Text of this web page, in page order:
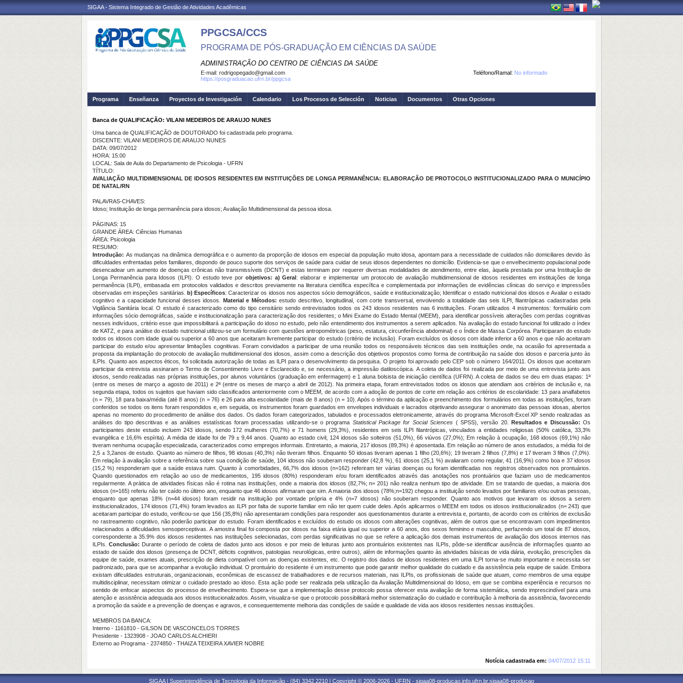
SIGAA - Sistema Integrado de Gestão de Atividades Acadêmicas
PPGCSA/CCS
PROGRAMA DE PÓS-GRADUAÇÃO EM CIÊNCIAS DA SAÚDE
ADMINISTRAÇÃO DO CENTRO DE CIÊNCIAS DA SAÚDE
Teléfono/Ramal: No informado
E-mail: rodrigopegado@gmail.com
https://posgraduacao.ufrn.br/ppgcsa
Programa Enseñanza Proyectos de Investigación Calendario Los Procesos de Selección Noticias Documentos Otras Opciones
Banca de QUALIFICAÇÃO: VILANI MEDEIROS DE ARAUJO NUNES
Uma banca de QUALIFICAÇÃO de DOUTORADO foi cadastrada pelo programa.
DISCENTE: VILANI MEDEIROS DE ARAUJO NUNES
DATA: 09/07/2012
HORA: 15:00
LOCAL: Sala de Aula do Departamento de Psicologia - UFRN
TÍTULO:
AVALIAÇÃO MULTIDIMENSIONAL DE IDOSOS RESIDENTES EM INSTITUIÇÕES DE LONGA PERMANÊNCIA: ELABORAÇÃO DE PROTOCOLO INSTITUCIONALIZADO PARA O MUNICÍPIO
DE NATAL/RN
PALAVRAS-CHAVES:
Idoso; Instituição de longa permanência para idosos; Avaliação Multidimensional da pessoa idosa.
PÁGINAS: 15
GRANDE ÁREA: Ciências Humanas
ÁREA: Psicologia
RESUMO:
Introdução: As mudanças na dinâmica demográfica e o aumento da proporção de idosos em especial da população muito idosa, apontam para a necessidade de cuidados não domiciliares devido às
dificuldades enfrentadas pelos familiares, dispondo de pouco suporte dos serviços de saúde para cuidar de seus idosos dependentes no domicílio. Evidencia-se que o envelhecimento populacional pode
desencadear um aumento de doenças crônicas não transmissíveis (DCNT) e estas terminam por requerer diversas modalidades de atendimento, entre elas, àquela prestada por uma Instituição de
Longa Permanência para Idosos (ILPI). O estudo teve por objetivos: a) Geral: elaborar e implementar um protocolo de avaliação multidimensional de idosos residentes em instituições de longa
permanência (ILPI), embasada em protocolos validados e descritos previamente na literatura científica específica e complementada por informações de evidências clínicas do serviço e impressões
observadas em inspeções sanitárias. b) Específicos: Caracterizar os idosos nos aspectos sócio demográficos, saúde e institucionalização; Identificar o estado nutricional dos idosos e Avaliar o estado
cognitivo e a capacidade funcional desses idosos. Material e Métodos: estudo descritivo, longitudinal, com corte transversal, envolvendo a totalidade das seis ILPI, filantrópicas cadastradas pela
Vigilância Sanitária local. O estudo é caracterizado como do tipo censitário sendo entrevistados todos os 243 idosos residentes nas 6 instituições. Foram utilizados 4 instrumentos: formulário com
informações sócio demográficas, saúde e institucionalização para caracterização dos residentes; o Mini Exame do Estado Mental (MEEM), para identificar possíveis alterações com perdas cognitivas
nesses indivíduos, critério esse que impossibilitará a participação do idoso no estudo, pelo não entendimento dos instrumentos a serem aplicados. Na avaliação do estado funcional foi utilizado o índex
de KATZ, e para análise do estado nutricional utilizou-se um formulário com questões antropométricas (peso, estatura, circunferência abdominal) e o Índice de Massa Corpórea. Participaram do estudo
todos os idosos com idade igual ou superior a 60 anos que aceitaram livremente participar do estudo (critério de inclusão). Foram excluídos os idosos com idade inferior a 60 anos e que não aceitaram
participar do estudo e/ou apresentar limitações cognitivas. Foram convidados a participar de uma reunião todos os responsáveis técnicos das seis instituições onde, na ocasião foi apresentada a
proposta da implantação do protocolo de avaliação multidimensional dos idosos, assim como a descrição dos objetivos propostos como forma de contribuição na saúde dos idosos e parceria junto às
ILPIs. Quanto aos aspectos éticos, foi solicitada autorização de todas as ILPI para o desenvolvimento da pesquisa. O projeto foi aprovado pelo CEP sob o número 164/2011. Os idosos que aceitaram
participar da entrevista assinaram o Termo de Consentimento Livre e Esclarecido e, se necessário, a impressão datiloscópica. A coleta de dados foi realizada por meio de uma entrevista junto aos
idosos, sendo realizadas nas próprias instituições, por alunos voluntários (graduação em enfermagem) e 1 aluna bolsista de iniciação científica (UFRN). A coleta de dados se deu em duas etapas: 1ª
(entre os meses de março a agosto de 2011) e 2ª (entre os meses de março a abril de 2012). Na primeira etapa, foram entrevistados todos os idosos que atendiam aos critérios de inclusão e, na
segunda etapa, todos os sujeitos que haviam sido classificados anteriormente com o MEEM, de acordo com a adoção de pontos de corte em relação aos critérios de escolaridade: 13 para analfabetos
(n = 79), 18 para baixa/média (até 8 anos) (n = 76) e 26 para alta escolaridade (mais de 8 anos) (n = 10). Após o término da aplicação e preenchimento dos formulários em todas as instituições, foram
conferidos se todos os itens foram respondidos e, em seguida, os instrumentos foram guardados em envelopes individuais e lacrados objetivando assegurar o anonimato das pessoas idosas, abertos
apenas no momento do procedimento de análise dos dados. Os dados foram categorizados, tabulados e processados eletronicamente, através do programa Microsoft-Excel XP sendo realizadas as
análises do tipo descritivas e as análises estatísticas foram processadas utilizando-se o programa Statistical Package for Social Sciences ( SPSS), versão 20. Resultados e Discussão:Os
participantes deste estudo incluem 243 idosos, sendo 172 mulheres (70,7%) e 71 homens (29,3%), residentes em seis ILPI filantrópicas, vinculados a entidades religiosas (50% católica, 33,3%
evangélica e 16,6% espírita). A média de idade foi de 79 ± 9,44 anos. Quanto ao estado civil, 124 idosos são solteiros (51,0%), 66 viúvos (27,0%); Em relação à ocupação, 168 idosos (69,1%) não
tiveram nenhuma ocupação especializada, caracterizados como empregos informais. Entretanto, a maioria, 217 idosos (89,3%) é aposentada. Em relação ao número de anos estudados, a média foi de
2,5 ± 3,2anos de estudo. Quanto ao número de filhos, 98 idosas (40,3%) não tiveram filhos. Enquanto 50 idosas tiveram apenas 1 filho (20,6%); 19 tiveram 2 filhos (7,8%) e 17 tiveram 3 filhos (7,0%).
Em relação à avaliação sobre a referência sobre sua condição de saúde, 104 idosos não souberam responder (42,8 %), 61 idosos (25,1 %) avaliaram como regular, 41 (16,9%) como boa e 37 idosos
(15,2 %) responderam que a saúde estava ruim. Quanto à comorbidades, 66,7% dos idosos (n=162) referiram ter várias doenças ou foram identificadas nos registros observados nos prontuários.
Quando questionados em relação ao uso de medicamentos, 195 idosos (80%) responderam e/ou foram identificados através das anotações nos prontuários que faziam uso de medicamentos
regularmente. A prática de atividades físicas não é rotina nas instituições, onde a maioria dos idosos (82,7%; n= 201) não realiza nenhum tipo de atividade. Em se tratando de quedas, a maioria dos
idosos (n=165) referiu não ter caído no último ano, enquanto que 46 idosos afirmaram que sim. A maioria dos idosos (78%;n=192) chegou a instituição sendo levados por familiares e/ou outras pessoas,
enquanto que apenas 18% (n=44 idosos) foram residir na instituição por vontade própria e 4% (n=7 idosos) não souberam responder. Quanto aos motivos que levaram os idosos a serem
institucionalizados, 174 idosos (71,4%) foram levados as ILPI por falta de suporte familiar em não ter quem cuide deles. Após aplicarmos o MEEM em todos os idosos institucionalizados (n= 243) que
aceitaram participar do estudo, verificou-se que 156 (35,8%) não apresentaram condições para responder aos questionamentos durante a entrevista e, portanto, de acordo com os critérios de exclusão
no rastreamento cognitivo, não poderão participar do estudo. Foram identificados e excluídos do estudo os idosos com alterações cognitivas, além de outros que se encontravam com impedimentos
relacionados a dificuldades sensoperceptivas. A amostra final foi composta por idosos na faixa etária igual ou superior a 60 anos, dos sexos feminino e masculino, perfazendo um total de 87 idosos,
correspondente a 35.9% dos idosos residentes nas instituições selecionadas, com perdas significativas no que se refere a aplicação dos demais instrumentos de avaliação dos idosos internos nas
ILPIs.Conclusão: Durante o período de coleta de dados junto aos idosos e por meio de leituras junto aos prontuários existentes nas ILPIs, pôde-se identificar ausência de informações quanto ao
estado de saúde dos idosos (presença de DCNT, déficits cognitivos, patologias neurológicas, entre outros), além de informações quanto às atividades básicas de vida diária, evolução, prescrições da
equipe de saúde, exames atuais, prescrição de dieta compatível com as doenças existentes, etc. O registro dos dados de idosos residentes em uma ILPI torna-se muito importante e necessita ser
padronizado, para que se acompanhar a evolução individual. O prontuário do residente é um instrumento que pode garantir melhor qualidade do cuidado e da assistência pela equipe de saúde. Embora
existam dificuldades estruturais, organizacionais, econômicas de escassez de trabalhadores e de recursos materiais, nas ILPIs, os profissionais de saúde que atuam, como membros de uma equipe
multidisciplinar, necessitam otimizar o cuidado prestado ao idoso. Esta ação pode ser realizada pela utilização da Avaliação Multidimensional do Idoso, em que se combina experiência e recursos no
sentido de enfocar aspectos do processo de envelhecimento. Espera-se que a implementação desse protocolo possa oferecer esta avaliação de forma sistemática, sendo imprescindível para uma
atenção e assistência adequada aos idosos institucionalizados. Assim, visualiza-se que o protocolo possibilitará melhor sistematização do cuidado e contribuição à melhoria da assistência, favorecendo
a promoção da saúde e a prevenção de doenças e agravos, e consequentemente melhoria das condições de saúde e qualidade de vida aos idosos residentes nessas instituições.
MEMBROS DA BANCA:
Interno - 1161810 - GILSON DE VASCONCELOS TORRES
Presidente - 1323908 - JOAO CARLOS ALCHIERI
Externo ao Programa - 2374850 - THAIZA TEIXEIRA XAVIER NOBRE
Notícia cadastrada em: 04/07/2012 15:11
SIGAA | Superintendência de Tecnologia da Informação - (84) 3342 2210 | Copyright © 2006-2026 - UFRN - sigaa08-producao.info.ufrn.br.sigaa08-producao